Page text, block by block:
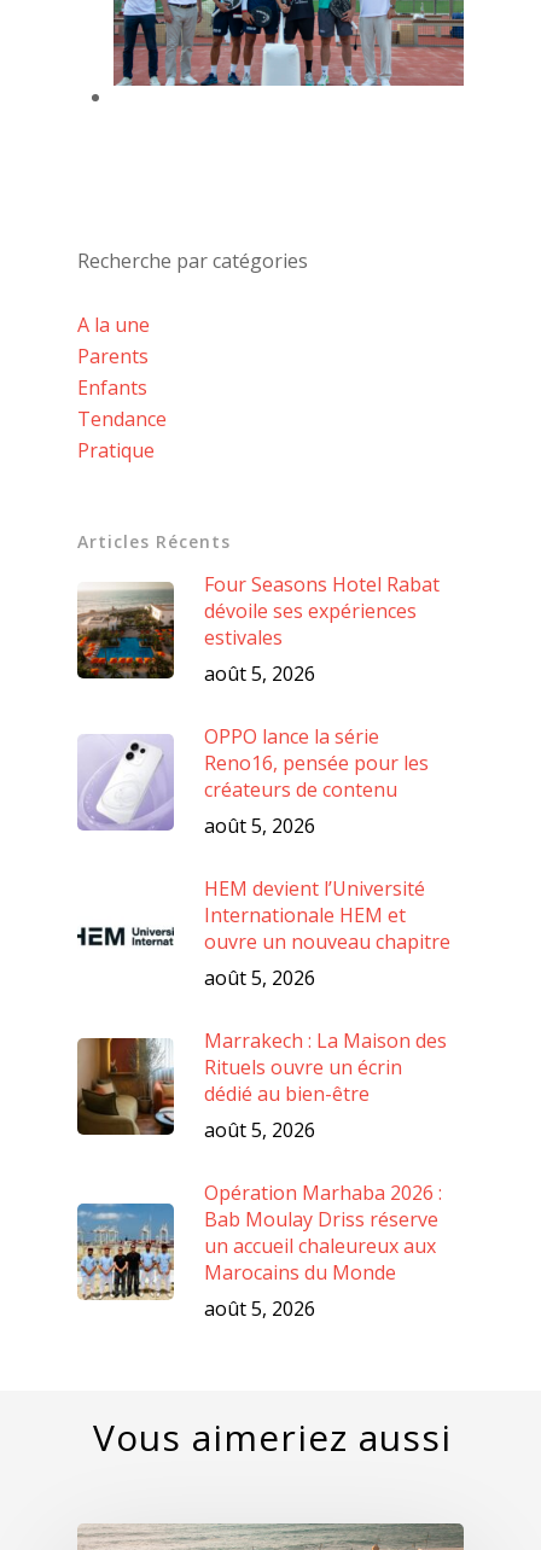
Recherche par catégories
A la une
Parents
Enfants
Tendance
Pratique
Articles Récents
Four Seasons Hotel Rabat
dévoile ses expériences
estivales
août 5, 2026
OPPO lance la série
Reno16, pensée pour les
créateurs de contenu
août 5, 2026
HEM devient l’Université
Internationale HEM et
ouvre un nouveau chapitre
août 5, 2026
Marrakech : La Maison des
Rituels ouvre un écrin
dédié au bien-être
août 5, 2026
Opération Marhaba 2026 :
Bab Moulay Driss réserve
un accueil chaleureux aux
Marocains du Monde
août 5, 2026